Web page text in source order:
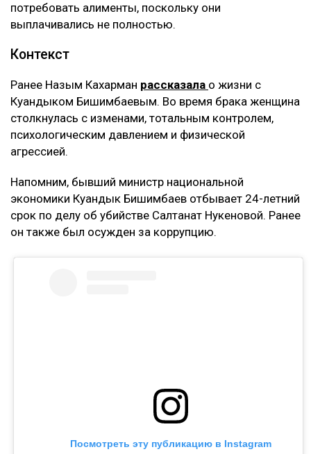
потребовать алименты, поскольку они
выплачивались не полностью.
Контекст
Ранее Назым Кахарман рассказала о жизни с
Куандыком Бишимбаевым. Во время брака женщина
столкнулась с изменами, тотальным контролем,
психологическим давлением и физической
агрессией.
Напомним, бывший министр национальной
экономики Куандык Бишимбаев отбывает 24-летний
срок по делу об убийстве Салтанат Нукеновой. Ранее
он также был осужден за коррупцию.
Посмотреть эту публикацию в Instagram